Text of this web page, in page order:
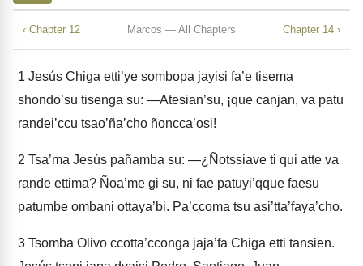
‹ Chapter 12 Marcos — All Chapters Chapter 14 ›
1 Jesús Chiga etti’ye sombopa jayisi fa’e tisema
shondo’su tisenga su: —Atesian’su, ¡que canjan, va patu
randei’ccu tsao’ña’cho ñoncca’osi!
2 Tsa’ma Jesús pañamba su: —¿Ñotssiave ti qui atte va
rande ettima? Ñoa’me gi su, ni fae patuyi’qque faesu
patumbe ombani ottaya’bi. Pa’ccoma tsu asi’tta’faya’cho.
3 Tsomba Olivo ccotta’cconga jaja’fa Chiga etti tansien.